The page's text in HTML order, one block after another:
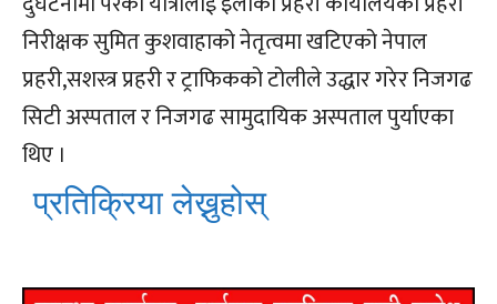
निरीक्षक सुमित कुशवाहाको नेतृत्वमा खटिएको नेपाल
प्रहरी,सशस्त्र प्रहरी र ट्राफिकको टोलीले उद्धार गरेर निजगढ
सिटी अस्पताल र निजगढ सामुदायिक अस्पताल पुर्याएका
थिए ।
प्रतिक्रिया लेख्नुहोस्